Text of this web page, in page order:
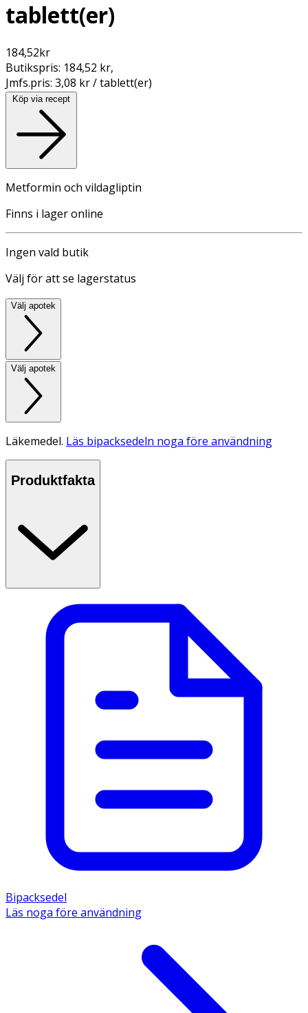
tablett(er)
184,52kr
Butikspris: 184,52 kr,
Jmfs.pris: 3,08 kr / tablett(er)
Köp via recept
Metformin och vildagliptin
Finns i lager online
Ingen vald butik
Välj för att se lagerstatus
Välj apotek
Välj apotek
Läkemedel. Läs bipacksedeln noga före användning
Produktfakta
Bipacksedel
Läs noga före användning